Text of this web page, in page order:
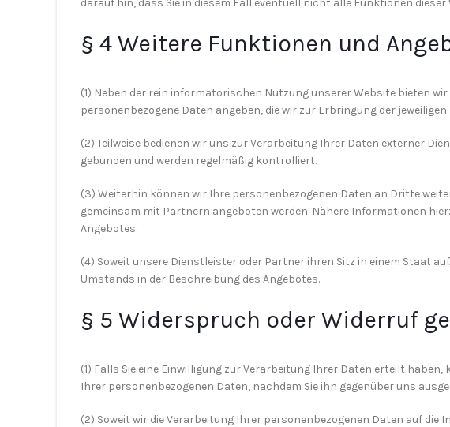
darauf hin, dass Sie in diesem Fall eventuell nicht alle Funktionen
§ 4 Weitere Funktionen und
(1) Neben der rein informatorischen Nutzung unserer Website bieten
personenbezogene Daten angeben, die wir zur Erbringung der
(2) Teilweise bedienen wir uns zur Verarbeitung Ihrer Daten externer
gebunden und werden regelmäßig kontrolliert.
(3) Weiterhin können wir Ihre personenbezogenen Daten an Dritte
gemeinsam mit Partnern angeboten werden. Nähere Informationen
Angebotes.
(4) Soweit unsere Dienstleister oder Partner ihren Sitz in einem Staat
Umstands in der Beschreibung des Angebotes.
§ 5 Widerspruch oder Widerruf
(1) Falls Sie eine Einwilligung zur Verarbeitung Ihrer Daten erteilt
Ihrer personenbezogenen Daten, nachdem Sie ihn gegenüber uns
(2) Soweit wir die Verarbeitung Ihrer personenbezogenen Daten auf